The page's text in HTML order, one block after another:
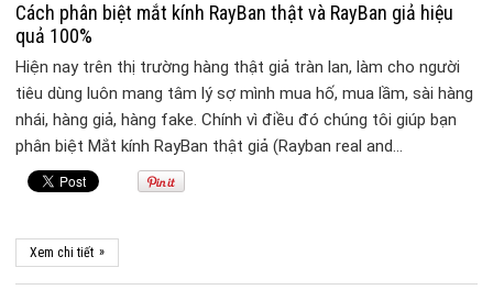
Cách phân biệt mắt kính RayBan thật và RayBan giả hiệu
quả 100%
Hiện nay trên thị trường hàng thật giả tràn lan, làm cho người
tiêu dùng luôn mang tâm lý sợ mình mua hố, mua lầm, sài hàng
nhái, hàng giả, hàng fake. Chính vì điều đó chúng tôi giúp bạn
phân biệt Mắt kính RayBan thật giả (Rayban real and…
Xem chi tiết »